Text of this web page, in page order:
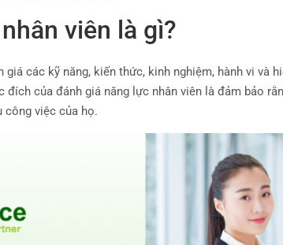
viên là gì?
các kỹ năng, kiến thức, kinh nghiệm, hành vi và
của đánh giá năng lực nhân viên là đảm bảo
công việc của họ.